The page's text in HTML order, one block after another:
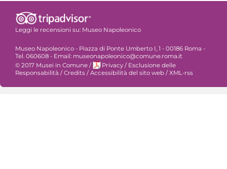
Leggi le recensioni su: Museo Napoleonico
Museo Napoleonico - Piazza di Ponte Umberto I, 1 - 00186 Roma -
Tel. 060608 - Email: museonapoleonico@comune.roma.it
© 2017 Musei in Comune / Privacy / Esclusione delle
Responsabilità / Credits / Accessibilità del sito web / XML-rss